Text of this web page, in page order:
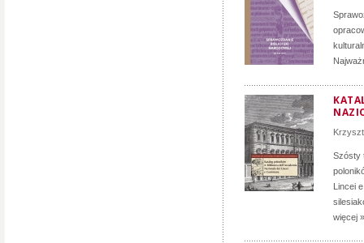
Szósty
Lincei
więcej »